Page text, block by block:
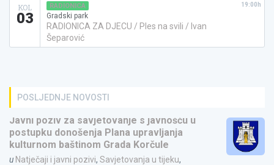
KOL
03
RADIONICA
Gradski park
RADIONICA ZA DJECU / Ples na svili / Ivan
Šeparović
19:00h
POSLJEDNJE NOVOSTI
Javni poziv za savjetovanje s javnošću u
postupku donošenja Plana upravljanja
kulturnom baštinom Grada Korčule
u Natječaji i javni pozivi, Savjetovanja u tijeku,